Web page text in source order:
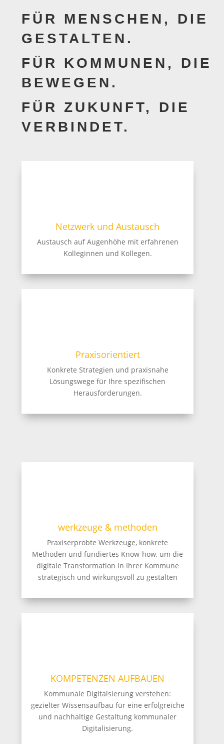
FÜR MENSCHEN, DIE
GESTALTEN.
FÜR KOMMUNEN, DIE
BEWEGEN.
FÜR ZUKUNFT, DIE
VERBINDET.
Netzwerk und Austausch
Austausch auf Augenhöhe mit erfahrenen
Kolleginnen und Kollegen.
Praxisorientiert
Konkrete Strategien und praxisnahe
Lösungswege für Ihre spezifischen
Herausforderungen.
werkzeuge & methoden
Praxiserprobte Werkzeuge, konkrete
Methoden und fundiertes Know-how, um die
digitale Transformation in Ihrer Kommune
strategisch und wirkungsvoll zu gestalten
KOMPETENZEN AUFBAUEN
Kommunale Digitalsierung verstehen:
gezielter Wissensaufbau für eine erfolgreiche
und nachhaltige Gestaltung kommunaler
Digitalisierung.